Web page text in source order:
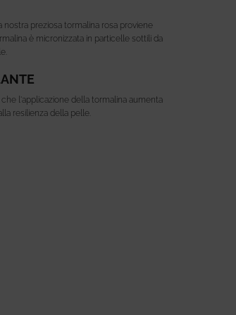
nostra preziosa tormalina rosa proviene
è micronizzata in particelle sottili da
l'applicazione della tormalina aumenta
resilienza della pelle.